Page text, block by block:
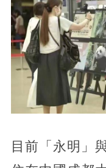
目前「永明」